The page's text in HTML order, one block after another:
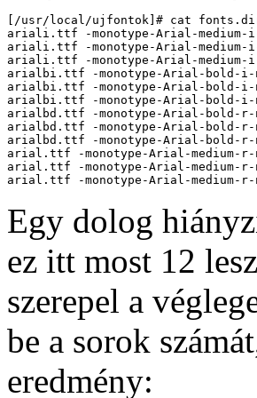
[/usr/local/ujfontok]# cat
ariali.ttf -monotype-Arial-medium-
ariali.ttf -monotype-Arial-medium-
ariali.ttf -monotype-Arial-medium-
arialbi.ttf -monotype-Arial-bold-i-
arialbi.ttf -monotype-Arial-bold-i-
arialbi.ttf -monotype-Arial-bold-i-
arialbd.ttf -monotype-Arial-bold-r-
arialbd.ttf -monotype-Arial-bold-r-
arialbd.ttf -monotype-Arial-bold-r-
arial.ttf -monotype-Arial-medium-r-
arial.ttf -monotype-Arial-medium-r-
Egy dolog
ez itt most 12
szerepel a
be a sorok
eredmény: